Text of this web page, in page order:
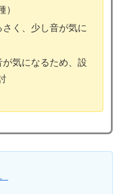
）
く、少し音が気に
気になるため、設